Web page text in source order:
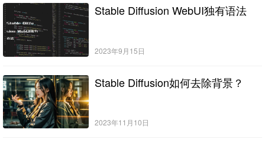
Stable Diffusion WebUI独有语法
2023年9月15日
Stable Diffusion如何去除背景？
2023年11月10日